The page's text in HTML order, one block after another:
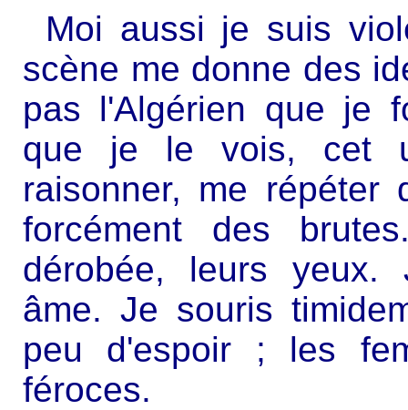
Moi aussi je suis
scène me donne des
pas l'Algérien que je
que je le vois, cet
raisonner, me répéter
forcément des
dérobée, leurs yeux.
âme. Je souris
peu d'espoir ; les
féroces.